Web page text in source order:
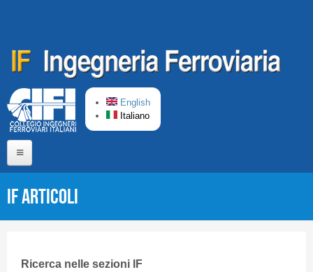
English
Italiano
CIFI in breve
IF Articoli
Ricerca nelle sezioni IF